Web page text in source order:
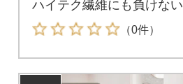
ハイテク繊維にも負けない
様々な機能があります。
（0件）